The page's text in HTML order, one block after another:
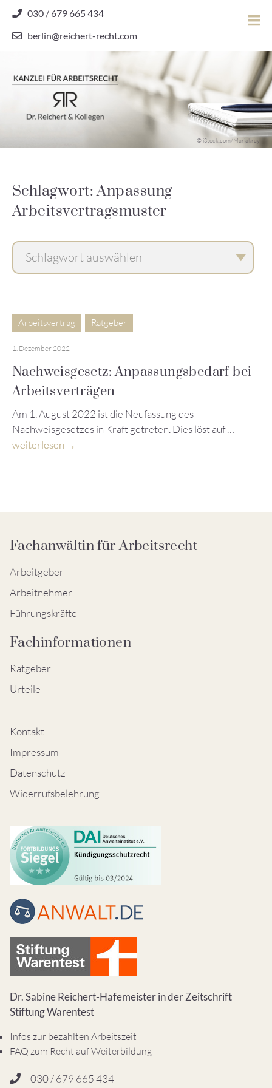
content
030 / 679 665 434
berlin@reichert-recht.com
Dr.
Reichert
© iStock.com/Mariakray
Schlagwort: Anpassung
Arbeitsvertragsmuster
Arbeitsvertrag Ratgeber
1. Dezember 2022
Nachweisgesetz: Anpassungsbedarf bei
Arbeitsverträgen
Am 1. August 2022 ist die Neufassung des
Nachweisgesetzes in Kraft getreten. Dies löst auf …
weiterlesen
Fachanwältin für Arbeitsrecht
Arbeitgeber
Arbeitnehmer
Führungskräfte
Fachinformationen
Ratgeber
Urteile
Kontakt
Impressum
Datenschutz
Widerrufsbelehrung
Dr. Sabine Reichert-Hafemeister in der Zeitschrift
Stiftung Warentest
Infos zur bezahlten Arbeitszeit
FAQ zum Recht auf Weiterbildung
030 / 679 665 434